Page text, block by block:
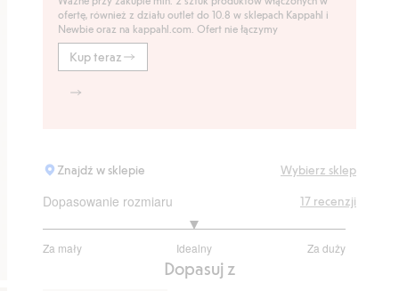
ofertę, również z działu outlet do 10.8 w sklepach Kappahl i
Newbie oraz na kappahl.com. Ofert nie łączymy
Kup teraz
Znajdź w sklepie Wybierz sklep
Dopasowanie rozmiaru
Za mały Idealny Za duży
na
17 recenzji
Dopasuj z